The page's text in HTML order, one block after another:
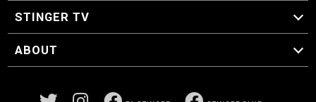
GALLERY
STINGER TV
STINGER TV
ABOUT